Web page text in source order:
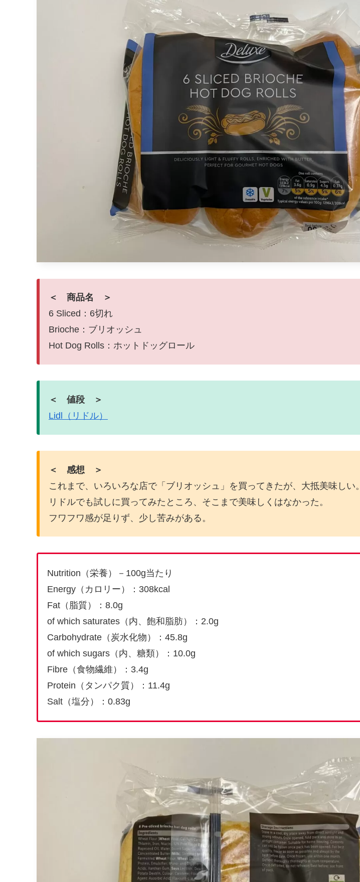
＜ 商品名 ＞
6 Sliced：6切れ
Brioche：ブリオッシュ
Hot Dog Rolls：ホットドッグロール
＜ 値段 ＞
Lidl（リドル）
＜ 感想 ＞
これまで、いろいろな店で「ブリオッシュ」を買ってきたが、大抵美味しい。
リドルでも試しに買ってみたところ、そこまで美味しくはなかった。
フワフワ感が足りず、少し苦みがある。
Nutrition（栄養）－100g当たり
Energy（カロリー）：308kcal
Fat（脂質）：8.0g
of which saturates（内、飽和脂肪）：2.0g
Carbohydrate（炭水化物）：45.8g
of which sugars（内、糖類）：10.0g
Fibre（食物繊維）：3.4g
Protein（タンパク質）：11.4g
Salt（塩分）：0.83g